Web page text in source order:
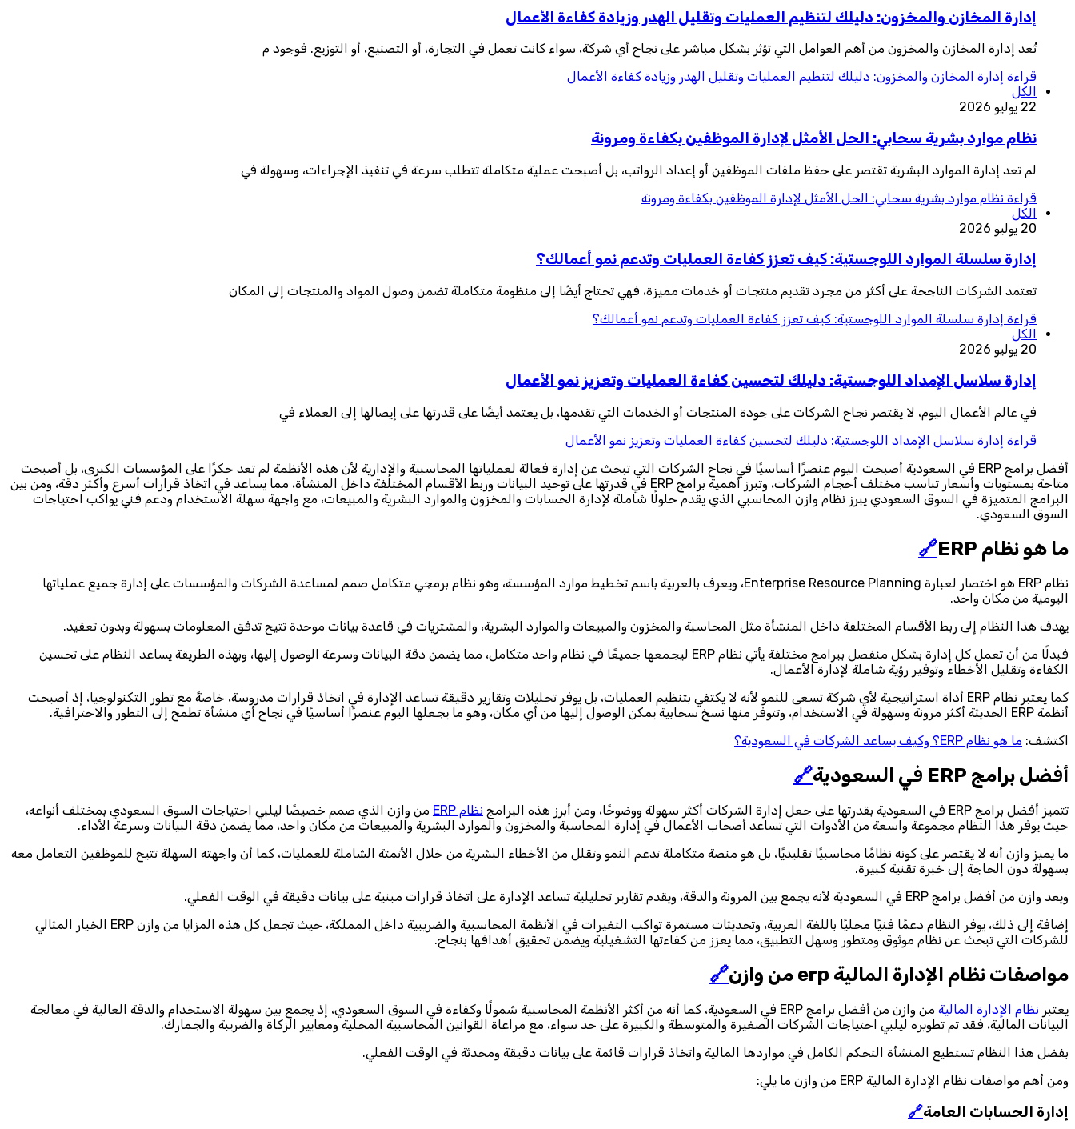
إدارة المخازن والمخزون: دليلك لتنظيم العمليات وتقليل الهدر وزيادة كفاءة الأعمال
تُعد إدارة المخازن والمخزون من أهم العوامل التي تؤثر بشكل مباشر على نجاح أي شركة، سواء كانت تعمل في التجارة، أو التصنيع، أو التوزيع. فوجود م
قراءة إدارة المخازن والمخزون: دليلك لتنظيم العمليات وتقليل الهدر وزيادة كفاءة الأعمال
الكل
22 يوليو 2026
نظام موارد بشرية سحابي: الحل الأمثل لإدارة الموظفين بكفاءة ومرونة
لم تعد إدارة الموارد البشرية تقتصر على حفظ ملفات الموظفين أو إعداد الرواتب، بل أصبحت عملية متكاملة تتطلب سرعة في تنفيذ الإجراءات، وسهولة في
قراءة نظام موارد بشرية سحابي: الحل الأمثل لإدارة الموظفين بكفاءة ومرونة
الكل
20 يوليو 2026
إدارة سلسلة الموارد اللوجستية: كيف تعزز كفاءة العمليات وتدعم نمو أعمالك؟
تعتمد الشركات الناجحة على أكثر من مجرد تقديم منتجات أو خدمات مميزة، فهي تحتاج أيضًا إلى منظومة متكاملة تضمن وصول المواد والمنتجات إلى المكان
قراءة إدارة سلسلة الموارد اللوجستية: كيف تعزز كفاءة العمليات وتدعم نمو أعمالك؟
الكل
20 يوليو 2026
إدارة سلاسل الإمداد اللوجستية: دليلك لتحسين كفاءة العمليات وتعزيز نمو الأعمال
في عالم الأعمال اليوم، لا يقتصر نجاح الشركات على جودة المنتجات أو الخدمات التي تقدمها، بل يعتمد أيضًا على قدرتها على إيصالها إلى العملاء في
قراءة إدارة سلاسل الإمداد اللوجستية: دليلك لتحسين كفاءة العمليات وتعزيز نمو الأعمال
أفضل برامج ERP في السعودية أصبحت اليوم عنصرًا أساسيًا في نجاح الشركات التي تبحث عن إدارة فعالة لعملياتها المحاسبية والإدارية لأن هذه الأنظمة لم تعد حكرًا على المؤسسات الكبرى، بل أصبحت
متاحة بمستويات وأسعار تناسب مختلف أحجام الشركات، وتبرز أهمية برامج ERP في قدرتها على توحيد البيانات وربط الأقسام المختلفة داخل المنشأة، مما يساعد في اتخاذ قرارات أسرع وأكثر دقة، ومن بين
البرامج المتميزة في السوق السعودي يبرز نظام وازن المحاسبي الذي يقدم حلولًا شاملة لإدارة الحسابات والمخزون والموارد البشرية والمبيعات، مع واجهة سهلة الاستخدام ودعم فني يواكب احتياجات
السوق السعودي.
ما هو نظام ERP 🔗
نظام ERP هو اختصار لعبارة Enterprise Resource Planning، ويعرف بالعربية باسم تخطيط موارد المؤسسة، وهو نظام برمجي متكامل صمم لمساعدة الشركات والمؤسسات على إدارة جميع عملياتها
اليومية من مكان واحد.
يهدف هذا النظام إلى ربط الأقسام المختلفة داخل المنشأة مثل المحاسبة والمخزون والمبيعات والموارد البشرية، والمشتريات في قاعدة بيانات موحدة تتيح تدفق المعلومات بسهولة وبدون تعقيد.
فبدلًا من أن تعمل كل إدارة بشكل منفصل ببرامج مختلفة يأتي نظام ERP ليجمعها جميعًا في نظام واحد متكامل، مما يضمن دقة البيانات وسرعة الوصول إليها، وبهذه الطريقة يساعد النظام على تحسين
الكفاءة وتقليل الأخطاء وتوفير رؤية شاملة لإدارة الأعمال.
كما يعتبر نظام ERP أداة استراتيجية لأي شركة تسعى للنمو لأنه لا يكتفي بتنظيم العمليات، بل يوفر تحليلات وتقارير دقيقة تساعد الإدارة في اتخاذ قرارات مدروسة، خاصةً مع تطور التكنولوجيا، إذ أصبحت
أنظمة ERP الحديثة أكثر مرونة وسهولة في الاستخدام، وتتوفر منها نسخ سحابية يمكن الوصول إليها من أي مكان، وهو ما يجعلها اليوم عنصرًا أساسيًا في نجاح أي منشأة تطمح إلى التطور والاحترافية.
اكتشف: ما هو نظام ERP؟ وكيف يساعد الشركات في السعودية؟
أفضل برامج ERP في السعودية 🔗
تتميز أفضل برامج ERP في السعودية بقدرتها على جعل إدارة الشركات أكثر سهولة ووضوحًا، ومن أبرز هذه البرامج نظام ERP
من وازن الذي صمم خصيصًا ليلبي احتياجات السوق السعودي بمختلف أنواعه،
حيث يوفر هذا النظام مجموعة واسعة من الأدوات التي تساعد أصحاب الأعمال في إدارة المحاسبة والمخزون والموارد البشرية والمبيعات من مكان واحد، مما يضمن دقة البيانات وسرعة الأداء.
ما يميز وازن أنه لا يقتصر على كونه نظامًا محاسبيًا تقليديًا، بل هو منصة متكاملة تدعم النمو وتقلل من الأخطاء البشرية من خلال الأتمتة الشاملة للعمليات، كما أن واجهته السهلة تتيح للموظفين التعامل معه
بسهولة دون الحاجة إلى خبرة تقنية كبيرة.
ويعد وازن من أفضل برامج ERP في السعودية لأنه يجمع بين المرونة والدقة، ويقدم تقارير تحليلية تساعد الإدارة على اتخاذ قرارات مبنية على بيانات دقيقة في الوقت الفعلي.
إضافة إلى ذلك، يوفر النظام دعمًا فنيًا محليًا باللغة العربية، وتحديثات مستمرة تواكب التغيرات في الأنظمة المحاسبية والضريبية داخل المملكة، حيث تجعل كل هذه المزايا من وازن ERP الخيار المثالي
للشركات التي تبحث عن نظام موثوق ومتطور وسهل التطبيق، مما يعزز من كفاءتها التشغيلية ويضمن تحقيق أهدافها بنجاح.
مواصفات نظام الإدارة المالية erp من وازن 🔗
يعتبر نظام الإدارة المالية
من وازن من أفضل برامج ERP في السعودية، كما أنه من أكثر الأنظمة المحاسبية شمولًا وكفاءة في السوق السعودي، إذ يجمع بين سهولة الاستخدام والدقة العالية في معالجة
البيانات المالية، فقد تم تطويره ليلبي احتياجات الشركات الصغيرة والمتوسطة والكبيرة على حد سواء، مع مراعاة القوانين المحاسبية المحلية ومعايير الزكاة والضريبة والجمارك.
بفضل هذا النظام تستطيع المنشأة التحكم الكامل في مواردها المالية واتخاذ قرارات قائمة على بيانات دقيقة ومحدثة في الوقت الفعلي.
ومن أهم مواصفات نظام الإدارة المالية ERP من وازن ما يلي:
إدارة الحسابات العامة🔗